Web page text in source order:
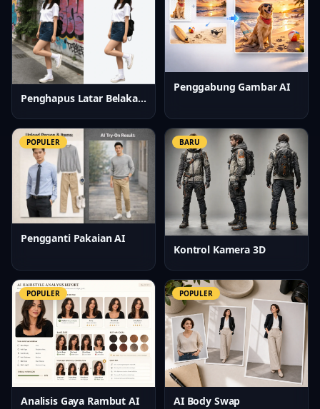
Penghapus Latar Belakang AI
Penggabung Gambar AI
POPULER
Pengganti Pakaian AI
BARU
Kontrol Kamera 3D
POPULER
Analisis Gaya Rambut AI
POPULER
AI Body Swap